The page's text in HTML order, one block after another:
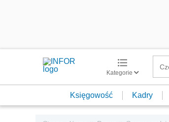
Kategorie
Księgowość Kadry